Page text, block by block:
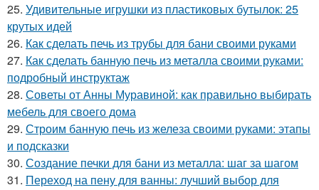
25. Удивительные игрушки из пластиковых бутылок: 25
крутых идей
26. Как сделать печь из трубы для бани своими руками
27. Как сделать банную печь из металла своими руками:
подробный инструктаж
28. Советы от Анны Муравиной: как правильно выбирать
мебель для своего дома
29. Строим банную печь из железа своими руками: этапы
и подсказки
30. Создание печки для бани из металла: шаг за шагом
31. Переход на пену для ванны: лучший выбор для